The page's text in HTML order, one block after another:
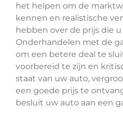
het helpen om de
kennen en realistische
hebben over de prijs die
Onderhandelen met de
om een betere deal te
voorbereid te zijn en
staat van uw auto,
een goede prijs te
besluit uw auto aan een